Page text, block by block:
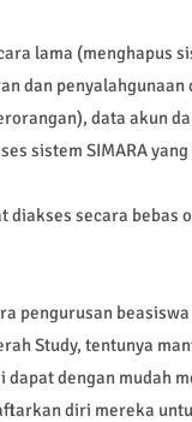
lama (menghapus
dan
data akun
sistem SIMARA
diakses secara bebas
pengurusan
Study, tentunya
dengan mudah
diri mereka